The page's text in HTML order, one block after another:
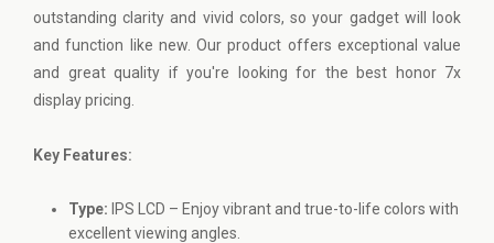
outstanding clarity and vivid colors, so your gadget will look
and function like new. Our product offers exceptional value
and great quality if you're looking for the best honor 7x
display pricing.
Key Features:
Type: IPS LCD – Enjoy vibrant and true-to-life colors with
excellent viewing angles.